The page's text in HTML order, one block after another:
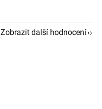
Zobrazit další hodnocení